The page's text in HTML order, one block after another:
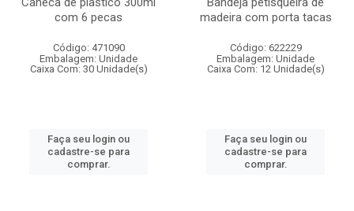
com 6 pecas
Código: 471090
Embalagem: Unidade
Caixa Com: 30 Unidade(s)
Faça seu login ou
cadastre-se para
comprar.
madeira com porta tacas
Código: 622229
Embalagem: Unidade
Caixa Com: 12 Unidade(s)
Faça seu login ou
cadastre-se para
comprar.